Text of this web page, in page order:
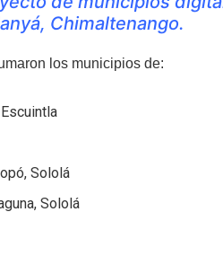
Chimaltenango.
los municipios de:
Sololá
Sololá